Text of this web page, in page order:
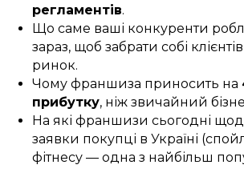
регламентів.
Що саме ваші конкуренти
зараз, щоб забрати собі
ринок.
Чому франшиза приносить на
прибутку, ніж звичайний
На які франшизи сьогодні
заявки покупці в Україні
фітнесу — одна з найбільш